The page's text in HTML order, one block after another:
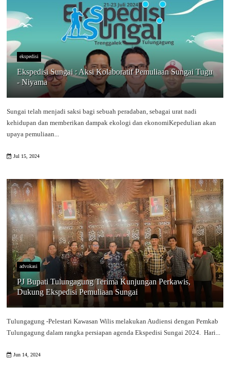
ekspedisi
Ekspedisi Sungai : Aksi Kolaboratif Pemuliaan Sungai Tugu
- Niyama
Sungai telah menjadi saksi bagi sebuah peradaban, sebagai urat nadi
kehidupan dan memberikan dampak ekologi dan ekonomiKepedulian akan
upaya pemuliaan...
Jul 15, 2024
advokasi
PJ Bupati Tulungagung Terima Kunjungan Perkawis,
Dukung Ekspedisi Pemuliaan Sungai
Tulungagung -Pelestari Kawasan Wilis melakukan Audiensi dengan Pemkab
Tulungagung dalam rangka persiapan agenda Ekspedisi Sungai 2024. Hari...
Jun 14, 2024